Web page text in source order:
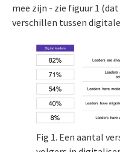
mee zijn - zie figuur 1
verschillen tussen
Fig 1. Een aantal